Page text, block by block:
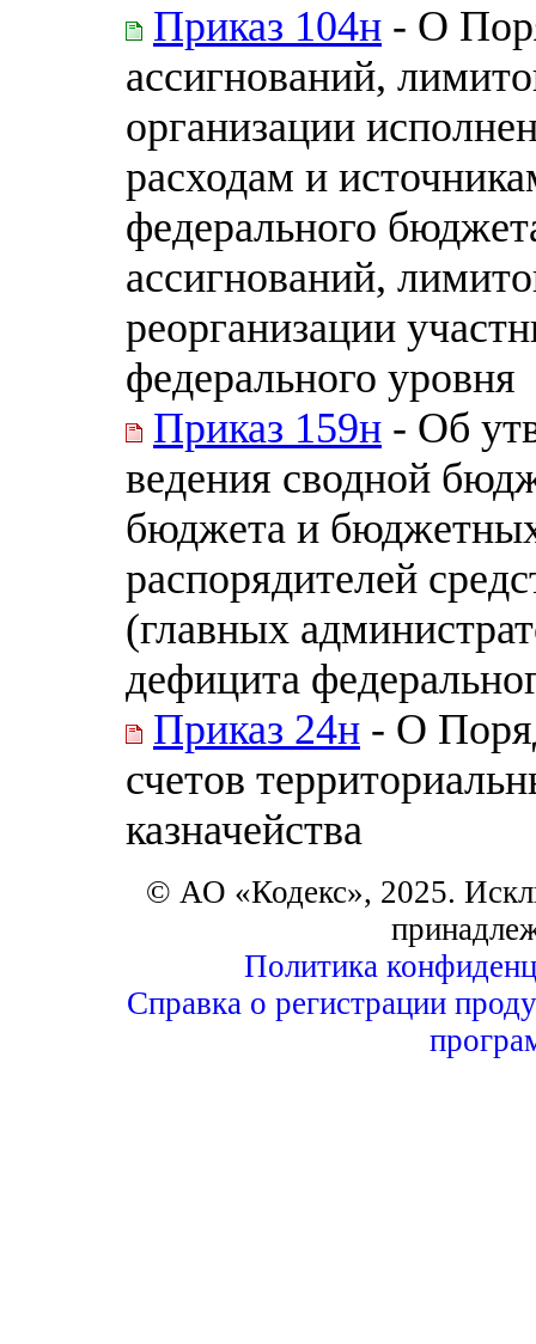
Приказ 104н - О
ассигнований,
организации
расходам и
федерального
ассигнований,
реорганизации
федерального уровня
Приказ 159н - Об
ведения сводной
бюджета и
распорядителей
(главных
дефицита
Приказ 24н - О
счетов
казначейства
© АО «Кодекс», 2025.
Политика
Справка о регистрации